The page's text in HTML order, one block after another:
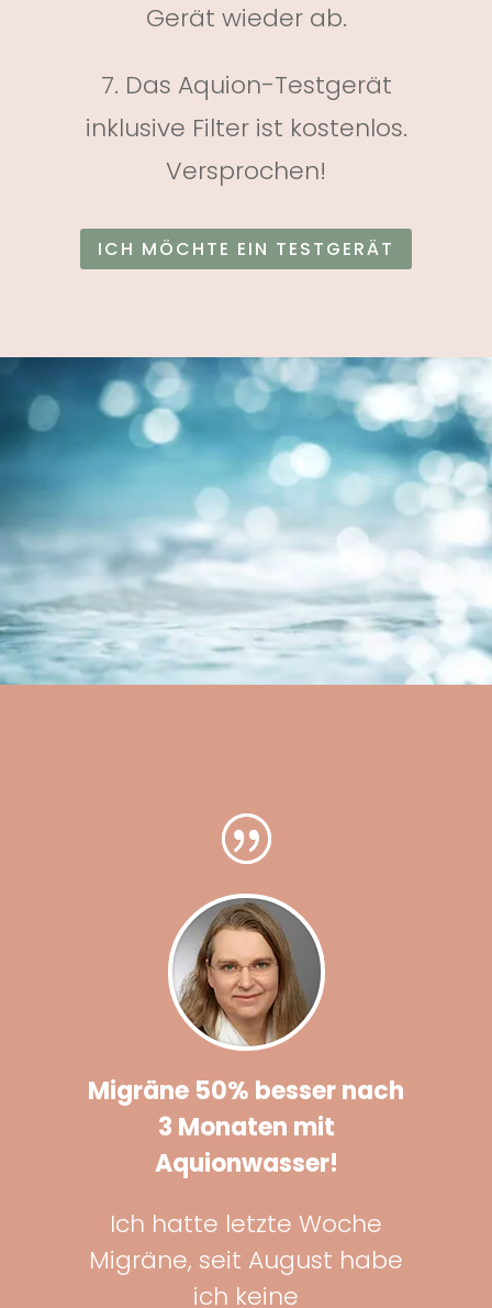
Gerät wieder ab.
7. Das Aquion-Testgerät
inklusive Filter ist kostenlos.
Versprochen!
ICH MÖCHTE EIN TESTGERÄT
Migräne 50% besser nach
3 Monaten mit
Aquionwasser!
Ich hatte letzte Woche
Migräne, seit August habe
ich keine